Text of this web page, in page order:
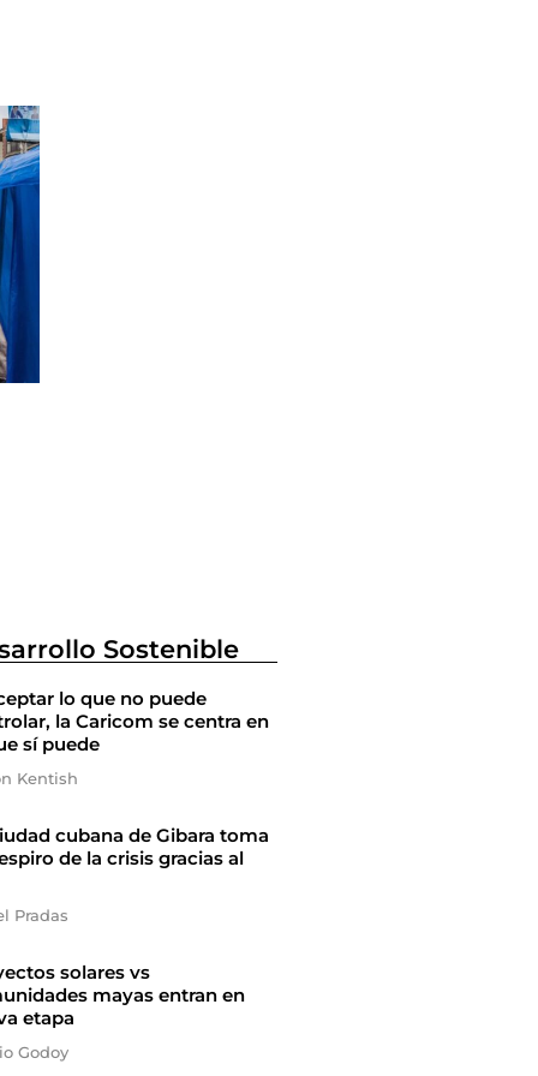
Sostenible
lo que no puede
la Caricom se centra en
sí puede
Kentish
cubana de Gibara toma
de la crisis gracias al
Pradas
solares vs
mayas entran en
etapa
Godoy